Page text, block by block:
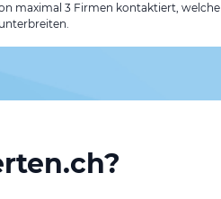
maximal 3 Firmen kontaktiert, welche